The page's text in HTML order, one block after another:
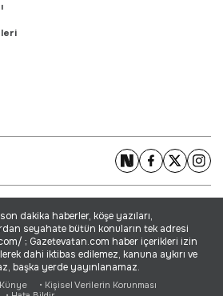
dakika haberler, köşe yazıları,
seyahate bütün konuların tek adresi
; Gazetevatan.com haber içerikleri izin
dahi iktibas edilemez, kanuna aykırı ve
başka yerde yayınlanamaz.
Künye
• Kişisel Verilerin Korunması